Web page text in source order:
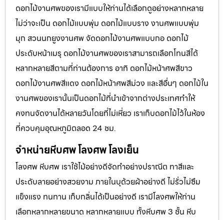
ดอกไม้งานศพของเรามีแบบให้ท่านได้เลือกดูอย่างหลากหลาย
ไม่ว่าจะเป็น ดอกไม้แบบพุ่ม ดอกไม้แบบราง งานศพแบบพุ่ม
มุก สวนนกยูงงานศพ จัดดอกไม้งานศพแบบกอ ดอกไม้
ประดับหน้าเมรุ ดอกไม้งานศพของเราสามารถเลือกโทนสีได้
หลากหลายสีตามที่ท่านต้องการ อาทิ ดอกไม้หน้าศพสีขาว
ดอกไม้งานศพสีแดง ดอกไม้หน้าศพสีม่วง และสีอื่นๆ ดอกไม้ใน
งานศพของเรานั้นเป็นดอกไม้ที่นำเข้าจากต่างประเทศทำให้
คงทนจัดงานได้หลายวันโดยที่ไม่เหี่ยว เราเก็บดอกไม้ไว้ในห้อง
ที่ควบคุมอุณหภูมิตลอด 24 ชม.
จำหน่ายหีบศพ โลงศพ โลงเย็น
โลงศพ หีบศพ เราใช้ไม้อย่างดีจัดทำอย่างปราณีต ทาสีและ
ประดับลายอย่างสวยงาม ภายในบุด้วยผ้าอย่างดี ไม่รั่วไม่ซึม
แข็งแรง ทนทาน เก็บกลิ่นได้เป็นอย่างดี เรามีโลงศพให้ท่าน
เลือกหลากหลายขนาด หลากหลายแบบ ทั้งหีบศพ 3 ชั้น หีบ